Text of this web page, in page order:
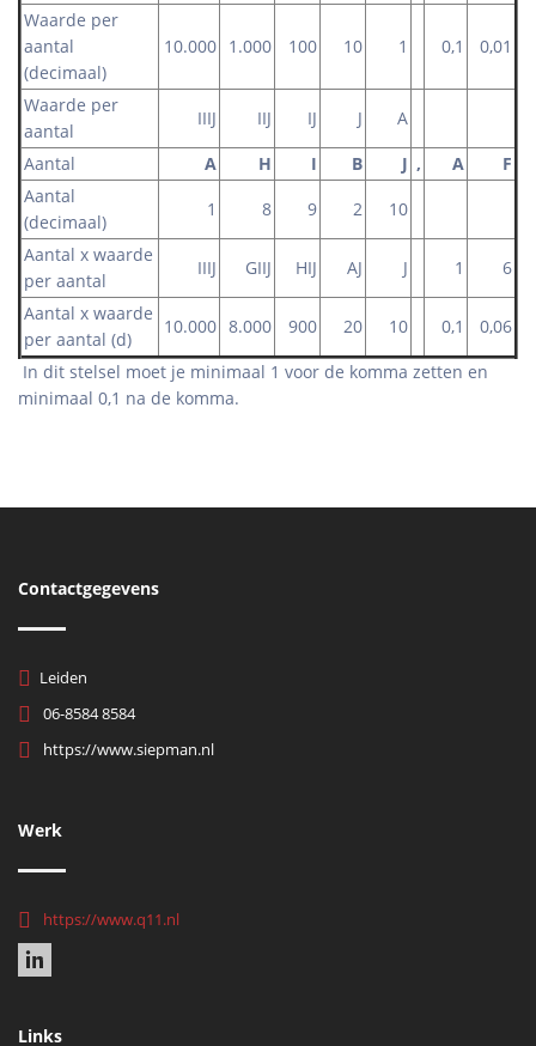
Waarde per
aantal
(decimaal)
10.000 1.000 100 10 1 0,1 0,01
Waarde per
aantal
IIIJ IIJ IJ J
A
Aantal
A H I B J , A
F
Aantal
(decimaal)
1 8 9 2
10
Aantal x waarde
per aantal
IIIJ GIIJ HIJ AJ J 1
6
Aantal x waarde
per aantal (d)
10.000 8.000 900 20 10 0,1
0,06
In dit stelsel moet je minimaal 1 voor de komma zetten en
minimaal 0,1 na de komma.
Contactgegevens
Leiden
06-8584 8584
https://www.siepman.nl
Werk
https://www.q11.nl
Links